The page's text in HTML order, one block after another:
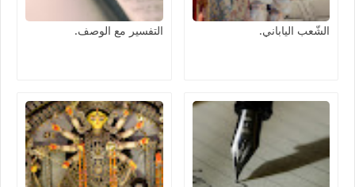
الشّعب الياباني. التفسير مع الوصف.